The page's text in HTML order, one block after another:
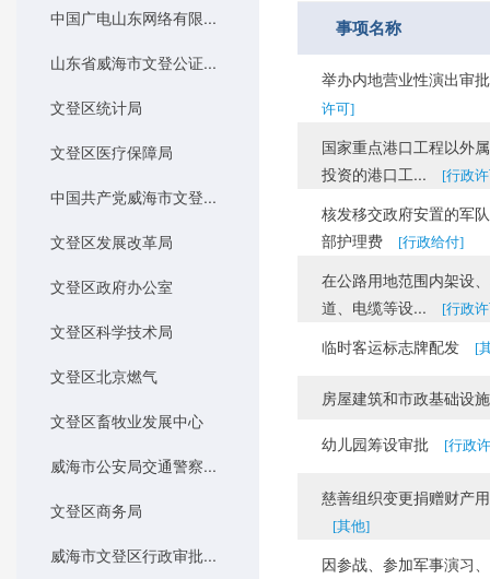
中国广电山东网络有限...
山东省威海市文登公证...
文登区统计局
文登区医疗保障局
中国共产党威海市文登...
文登区发展改革局
文登区政府办公室
文登区科学技术局
文登区北京燃气
文登区畜牧业发展中心
威海市公安局交通警察...
文登区商务局
威海市文登区行政审批...
事项名称
举办内地营业性演出审批
许可]
国家重点港口工程以外
投资的港口工...
[行政
核发移交政府安置的军
部护理费
[行政给付]
在公路用地范围内架设
道、电缆等设...
[行政
临时客运标志牌配发 [
房屋建筑和市政基础设
幼儿园筹设审批 [行政
慈善组织变更捐赠财产
[其他]
因参战、参加军事演习